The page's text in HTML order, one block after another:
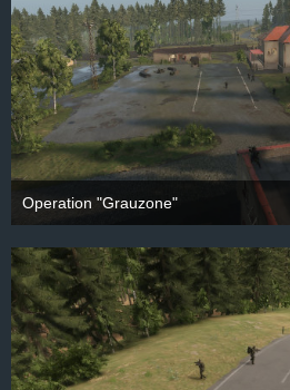
Operation "Grauzone"
28. September 2025